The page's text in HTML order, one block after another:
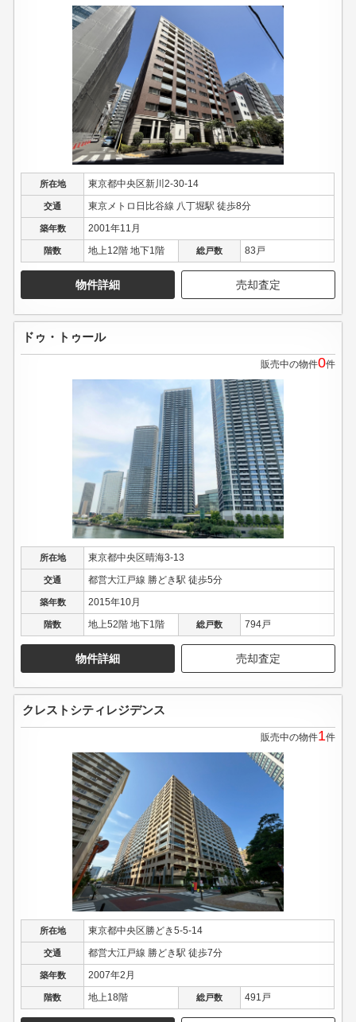
所在地 東京都中央区新川2-30-14
交通 東京メトロ日比谷線 八丁堀駅 徒歩8分
築年数 2001年11月
階数 地上12階 地下1階 総戸数 83戸
物件詳細 売却査定
ドゥ・トゥール
販売中の物件0件
所在地 東京都中央区晴海3-13
交通 都営大江戸線 勝どき駅 徒歩5分
築年数 2015年10月
階数 地上52階 地下1階 総戸数 794戸
物件詳細 売却査定
クレストシティレジデンス
販売中の物件1件
所在地 東京都中央区勝どき5-5-14
交通 都営大江戸線 勝どき駅 徒歩7分
築年数 2007年2月
階数 地上18階 総戸数 491戸